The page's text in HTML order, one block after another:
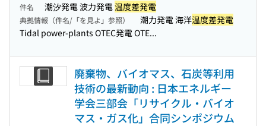
件名 潮汐発電 波力発電温度差発電
典拠情報（件名/「を見よ」参照） 潮力発電 海洋温度差発電
Tidal power-plants OTEC発電 OTE...
廃棄物、バイオマス、石炭等利用
技術の最新動向 : 日本エネルギー
学会三部会「リサイクル・バイオ
マス・ガス化」合同シンポジウム